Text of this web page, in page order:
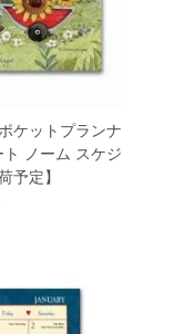
ケットプランナ
ノーム スケジ
予定】